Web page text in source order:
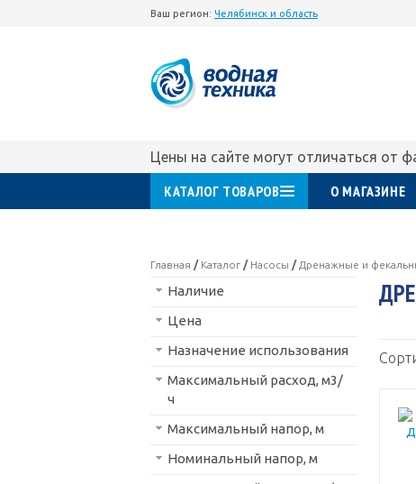
Ваш регион: Челябинск и область
Цены на сайте могут отличаться от
КАТАЛОГ ТОВАРОВ О МАГАЗИНЕ
Главная / Каталог / Насосы / Дренажные и
Наличие
Цена
Назначение использования
Максимальный расход, м3/
ч
Максимальный напор, м
Номинальный напор, м